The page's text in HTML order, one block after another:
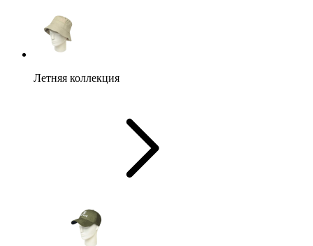
Летняя коллекция